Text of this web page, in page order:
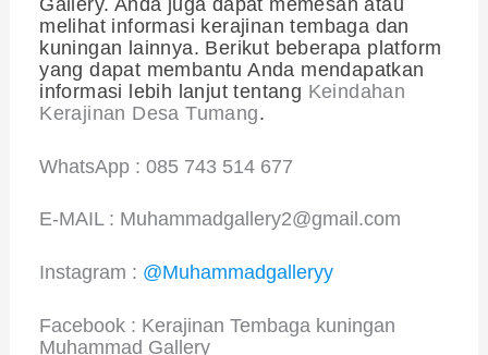
melihat informasi kerajinan tembaga dan
kuningan lainnya. Berikut beberapa platform
yang dapat membantu Anda mendapatkan
informasi lebih lanjut tentang Keindahan
Kerajinan Desa Tumang.
WhatsApp : 085 743 514 677
E-MAIL : Muhammadgallery2@gmail.com
Instagram : @Muhammadgalleryy
Facebook : Kerajinan Tembaga kuningan
Muhammad Gallery